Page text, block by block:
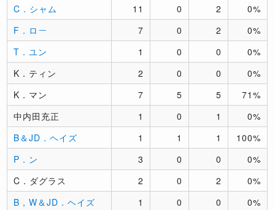
C．シャム 11 0 2
0%
F．ロー
7 0 2
0%
T．ユン
1 0 0
0%
K．ティン
2 0 0
0%
K．マン
7 5 5
71%
中内田充正
1 0 1
0%
B＆JD．ヘイズ
1 1 1
100%
P．ン
3 0 0
0%
C．ダグラス
2 0 2
0%
B，W＆JD．ヘイズ
1 0 0
0%